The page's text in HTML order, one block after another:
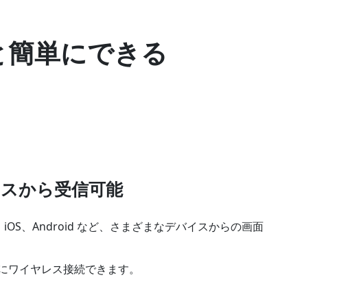
単にできる
から受信可能
、Android など、さまざまなデバイスからの画面
ワイヤレス接続できます。